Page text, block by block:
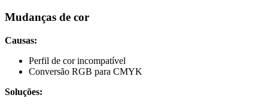
Mudanças de cor
Causas:
Perfil de cor incompatível
Conversão RGB para CMYK
Soluções: